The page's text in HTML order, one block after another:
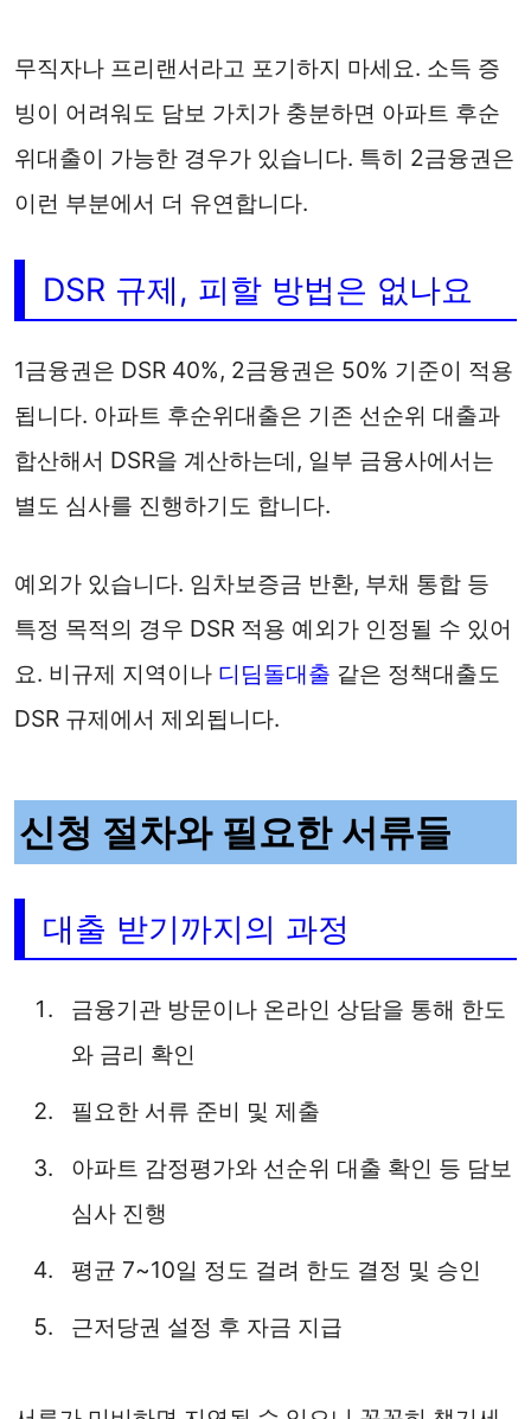
무직자나 프리랜서라고 포기하지 마세요. 소득 증
빙이 어려워도 담보 가치가 충분하면 아파트 후순
위대출이 가능한 경우가 있습니다. 특히 2금융권은
이런 부분에서 더 유연합니다.
DSR 규제, 피할 방법은 없나요
1금융권은 DSR 40%, 2금융권은 50% 기준이 적용
됩니다. 아파트 후순위대출은 기존 선순위 대출과
합산해서 DSR을 계산하는데, 일부 금융사에서는
별도 심사를 진행하기도 합니다.
예외가 있습니다. 임차보증금 반환, 부채 통합 등
특정 목적의 경우 DSR 적용 예외가 인정될 수 있어
요. 비규제 지역이나 디딤돌대출 같은 정책대출도
DSR 규제에서 제외됩니다.
신청 절차와 필요한 서류들
대출 받기까지의 과정
금융기관 방문이나 온라인 상담을 통해 한도
와 금리 확인
필요한 서류 준비 및 제출
아파트 감정평가와 선순위 대출 확인 등 담보
심사 진행
평균 7~10일 정도 걸려 한도 결정 및 승인
근저당권 설정 후 자금 지급